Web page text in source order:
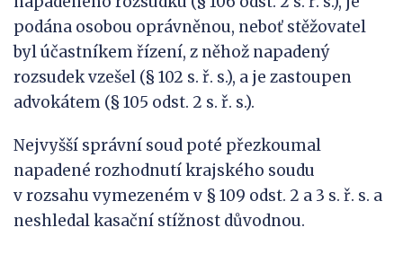
podána osobou oprávněnou, neboť stěžovatel
byl účastníkem řízení, z něhož napadený
rozsudek vzešel (§ 102 s. ř. s.), a je zastoupen
advokátem (§ 105 odst. 2 s. ř. s.).
Nejvyšší správní soud poté přezkoumal
napadené rozhodnutí krajského soudu
v rozsahu vymezeném v § 109 odst. 2 a 3 s. ř. s. a
neshledal kasační stížnost důvodnou.